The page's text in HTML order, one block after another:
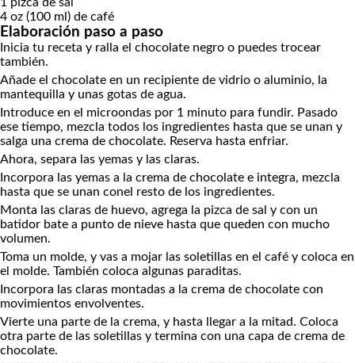
1 pizca de sal
4 oz (100 ml) de café
Elaboración paso a paso
Inicia tu receta y ralla el chocolate negro o puedes trocear
también.
Añade el chocolate en un recipiente de vidrio o aluminio, la
mantequilla y unas gotas de agua.
Introduce en el microondas por 1 minuto para fundir. Pasado
ese tiempo, mezcla todos los ingredientes hasta que se unan y
salga una crema de chocolate. Reserva hasta enfriar.
Ahora, separa las yemas y las claras.
Incorpora las yemas a la crema de chocolate e integra, mezcla
hasta que se unan conel resto de los ingredientes.
Monta las claras de huevo, agrega la pizca de sal y con un
batidor bate a punto de nieve hasta que queden con mucho
volumen.
Toma un molde, y vas a mojar las soletillas en el café y coloca en
el molde. También coloca algunas paraditas.
Incorpora las claras montadas a la crema de chocolate con
movimientos envolventes.
Vierte una parte de la crema, y hasta llegar a la mitad. Coloca
otra parte de las soletillas y termina con una capa de crema de
chocolate.